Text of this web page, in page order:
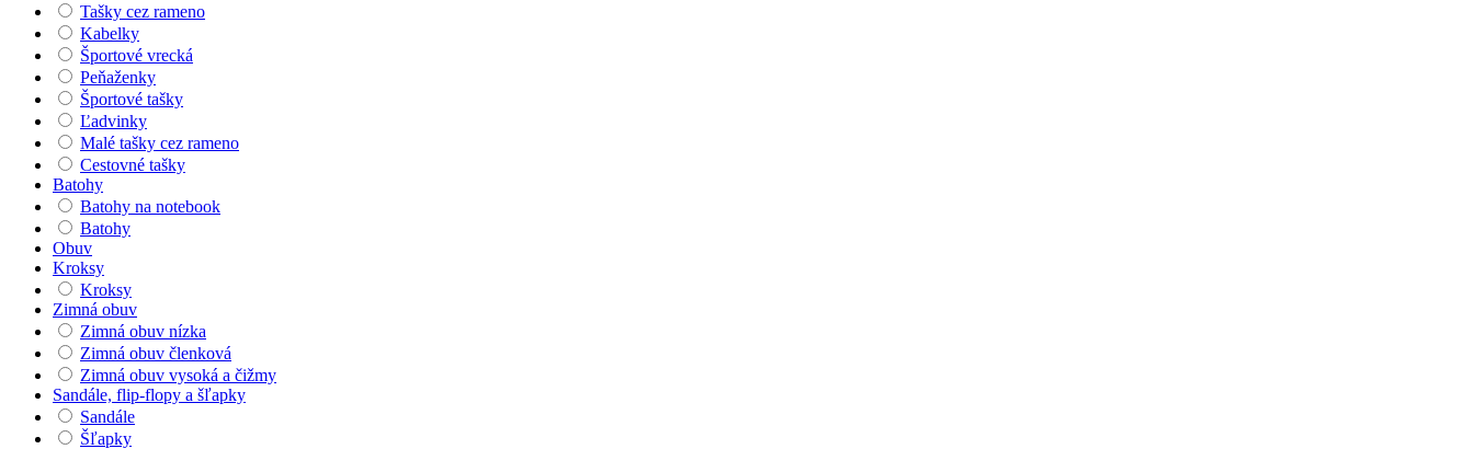
Tašky cez rameno
Kabelky
Športové vrecká
Peňaženky
Športové tašky
Ľadvinky
Malé tašky cez rameno
Cestovné tašky
Batohy
Batohy na notebook
Batohy
Obuv
Kroksy
Kroksy
Zimná obuv
Zimná obuv nízka
Zimná obuv členková
Zimná obuv vysoká a čižmy
Sandále, flip-flopy a šľapky
Sandále
Šľapky